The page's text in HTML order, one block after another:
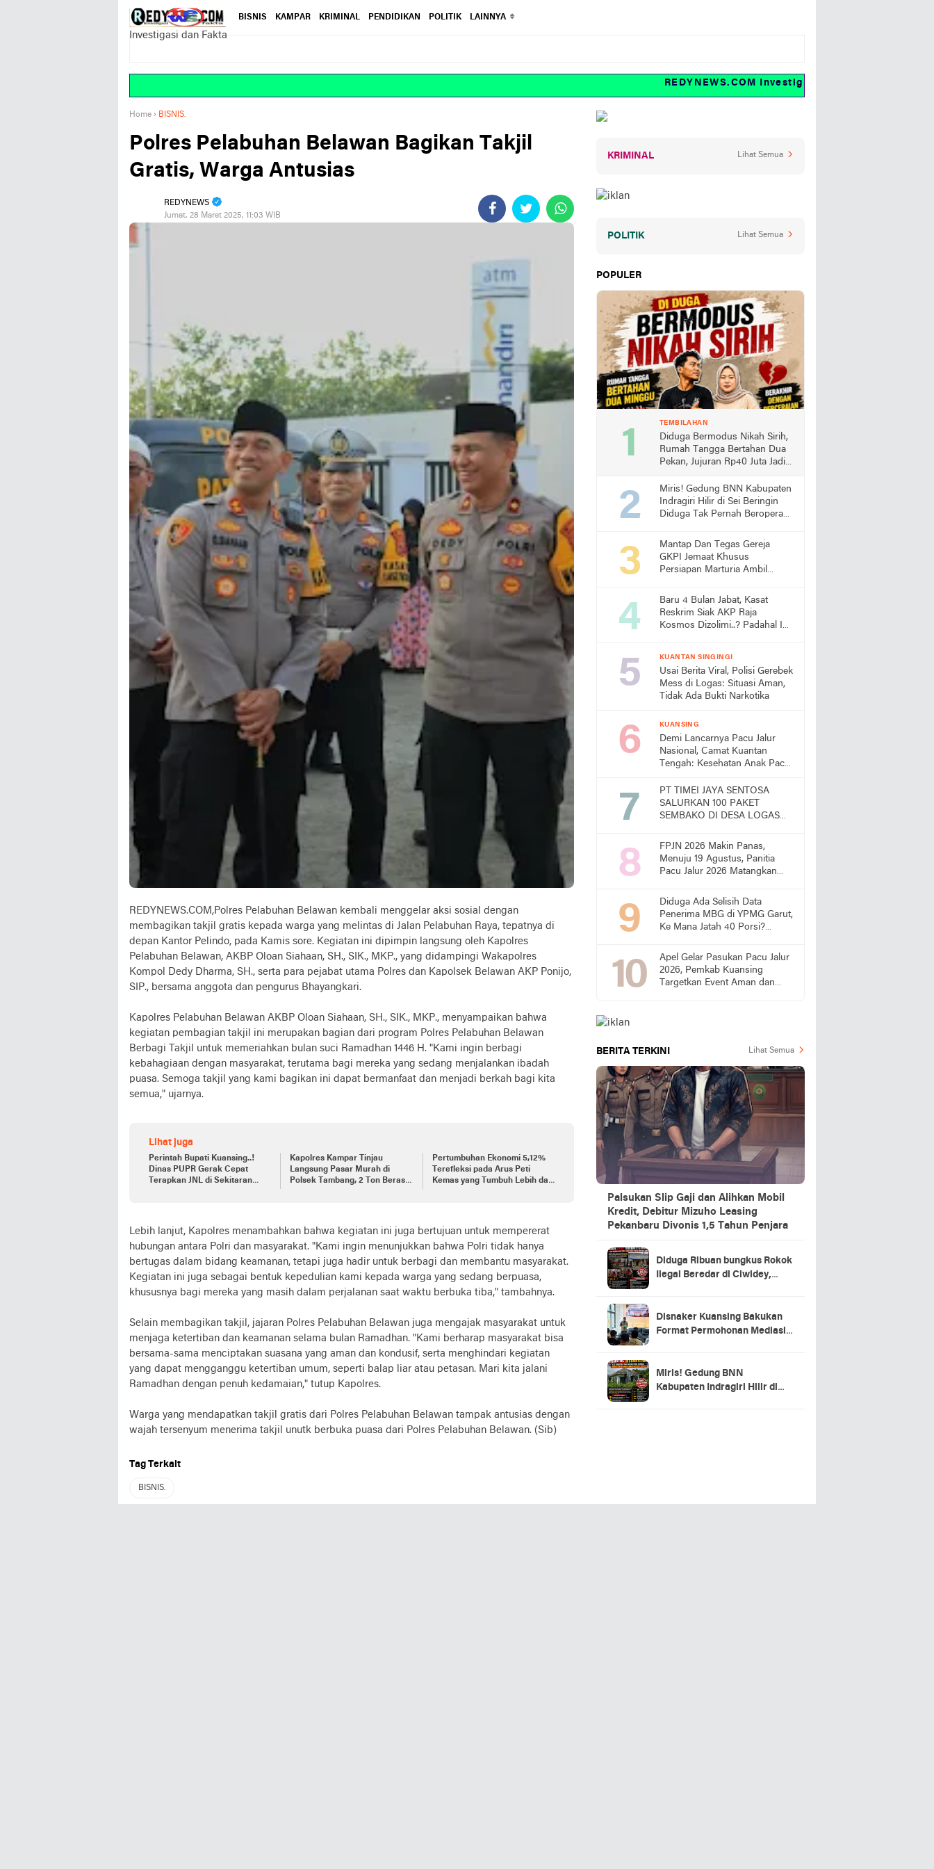
Investigasi dan Fakta
BISNIS KAMPAR KRIMINAL PENDIDIKAN POLITIK LAINNYA
REDYNEWS.COM Investigasi dan fakta
Home › BISNIS.
Polres Pelabuhan Belawan Bagikan Takjil
Gratis, Warga Antusias
REDYNEWS
Jumat, 28 Maret 2025, 11:03 WIB
REDYNEWS.COM,Polres Pelabuhan Belawan kembali menggelar aksi sosial dengan
membagikan takjil gratis kepada warga yang melintas di Jalan Pelabuhan Raya, tepatnya di
depan Kantor Pelindo, pada Kamis sore. Kegiatan ini dipimpin langsung oleh Kapolres
Pelabuhan Belawan, AKBP Oloan Siahaan, SH., SIK., MKP., yang didampingi Wakapolres
Kompol Dedy Dharma, SH., serta para pejabat utama Polres dan Kapolsek Belawan AKP Ponijo,
SIP., bersama anggota dan pengurus Bhayangkari.
Kapolres Pelabuhan Belawan AKBP Oloan Siahaan, SH., SIK., MKP., menyampaikan bahwa
kegiatan pembagian takjil ini merupakan bagian dari program Polres Pelabuhan Belawan
Berbagi Takjil untuk memeriahkan bulan suci Ramadhan 1446 H. "Kami ingin berbagi
kebahagiaan dengan masyarakat, terutama bagi mereka yang sedang menjalankan ibadah
puasa. Semoga takjil yang kami bagikan ini dapat bermanfaat dan menjadi berkah bagi kita
semua," ujarnya.
Lihat juga
Perintah Bupati Kuansing..!
Dinas PUPR Gerak Cepat
Terapkan JNL di Sekitaran
Kapolres Kampar Tinjau
Langsung Pasar Murah di
Polsek Tambang, 2 Ton Beras
Pertumbuhan Ekonomi 5,12%
Terefleksi pada Arus Peti
Kemas yang Tumbuh Lebih dari
Lebih lanjut, Kapolres menambahkan bahwa kegiatan ini juga bertujuan untuk mempererat
hubungan antara Polri dan masyarakat. "Kami ingin menunjukkan bahwa Polri tidak hanya
bertugas dalam bidang keamanan, tetapi juga hadir untuk berbagi dan membantu masyarakat.
Kegiatan ini juga sebagai bentuk kepedulian kami kepada warga yang sedang berpuasa,
khususnya bagi mereka yang masih dalam perjalanan saat waktu berbuka tiba," tambahnya.
Selain membagikan takjil, jajaran Polres Pelabuhan Belawan juga mengajak masyarakat untuk
menjaga ketertiban dan keamanan selama bulan Ramadhan. "Kami berharap masyarakat bisa
bersama-sama menciptakan suasana yang aman dan kondusif, serta menghindari kegiatan
yang dapat mengganggu ketertiban umum, seperti balap liar atau petasan. Mari kita jalani
Ramadhan dengan penuh kedamaian," tutup Kapolres.
Warga yang mendapatkan takjil gratis dari Polres Pelabuhan Belawan tampak antusias dengan
wajah tersenyum menerima takjil unutk berbuka puasa dari Polres Pelabuhan Belawan. (Sib)
Tag Terkait
BISNIS.
KRIMINAL Lihat Semua
POLITIK Lihat Semua
POPULER
TEMBILAHAN
Diduga Bermodus Nikah Sirih,
Rumah Tangga Bertahan Dua
Pekan, Jujuran Rp40 Juta Jadi
Miris! Gedung BNN Kabupaten
Indragiri Hilir di Sei Beringin
Diduga Tak Pernah Beroperasi,
Pemanfaatan Aset Negara
Mantap Dan Tegas Gereja
GKPI Jemaat Khusus
Persiapan Marturia Ambil
Pertama lebih Awal
Baru 4 Bulan Jabat, Kasat
Reskrim Siak AKP Raja
Kosmos Dizolimi..? Padahal Ini
KUANTAN SINGINGI
Usai Berita Viral, Polisi Gerebek
Mess di Logas: Situasi Aman,
Tidak Ada Bukti Narkotika
KUANSING
Demi Lancarnya Pacu Jalur
Nasional, Camat Kuantan
Tengah: Kesehatan Anak Pacu
PT TIMEI JAYA SENTOSA
SALURKAN 100 PAKET
SEMBAKO DI DESA LOGAS
UCAPKAN TERIMA KASIH
FPJN 2026 Makin Panas,
Menuju 19 Agustus, Panitia
Pacu Jalur 2026 Matangkan
Diduga Ada Selisih Data
Penerima MBG di YPMG Garut,
Ke Mana Jatah 40 Porsi?
Penjelasan
Apel Gelar Pasukan Pacu Jalur
2026, Pemkab Kuansing
Targetkan Event Aman dan
BERITA TERKINI Lihat Semua
Palsukan Slip Gaji dan Alihkan Mobil
Kredit, Debitur Mizuho Leasing
Pekanbaru Divonis 1,5 Tahun Penjara
Diduga Ribuan bungkus Rokok
Ilegal Beredar di Ciwidey,
Pulau Jawa
Disnaker Kuansing Bakukan
Format Permohonan Mediasi,
Miris! Gedung BNN
Kabupaten Indragiri Hilir di